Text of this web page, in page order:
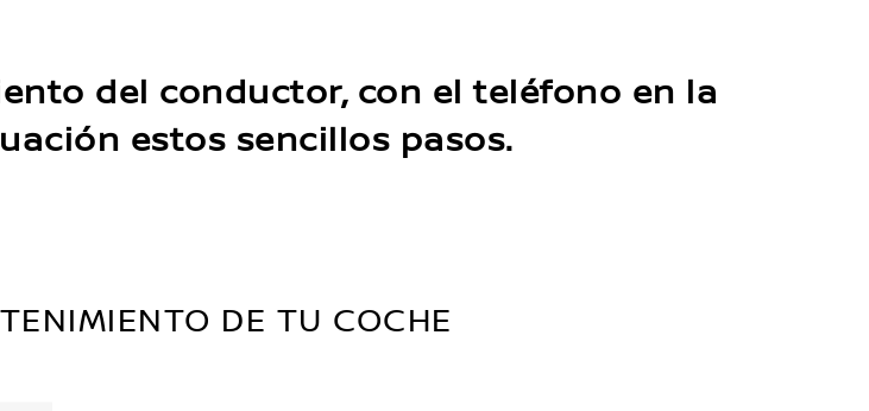
del conductor, con el teléfono en la
estos sencillos pasos.
DE TU COCHE